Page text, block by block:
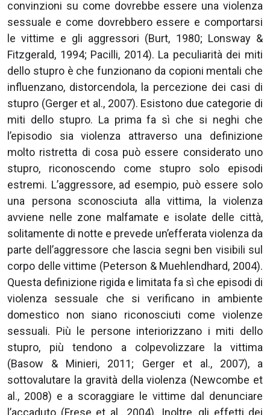
convinzioni su come dovrebbe essere una violenza
sessuale e come dovrebbero essere e comportarsi
le vittime e gli aggressori (Burt, 1980; Lonsway &
Fitzgerald, 1994; Pacilli, 2014). La peculiarità dei miti
dello stupro è che funzionano da copioni mentali che
influenzano, distorcendola, la percezione dei casi di
stupro (Gerger et al., 2007). Esistono due categorie di
miti dello stupro. La prima fa sì che si neghi che
l’episodio sia violenza attraverso una definizione
molto ristretta di cosa può essere considerato uno
stupro, riconoscendo come stupro solo episodi
estremi. L’aggressore, ad esempio, può essere solo
una persona sconosciuta alla vittima, la violenza
avviene nelle zone malfamate e isolate delle città,
solitamente di notte e prevede un’efferata violenza da
parte dell’aggressore che lascia segni ben visibili sul
corpo delle vittime (Peterson & Muehlendhard, 2004).
Questa definizione rigida e limitata fa sì che episodi di
violenza sessuale che si verificano in ambiente
domestico non siano riconosciuti come violenze
sessuali. Più le persone interiorizzano i miti dello
stupro, più tendono a colpevolizzare la vittima
(Basow & Minieri, 2011; Gerger et al., 2007), a
sottovalutare la gravità della violenza (Newcombe et
al., 2008) e a scoraggiare le vittime dal denunciare
l’accaduto (Frese et al., 2004). Inoltre, gli effetti dei